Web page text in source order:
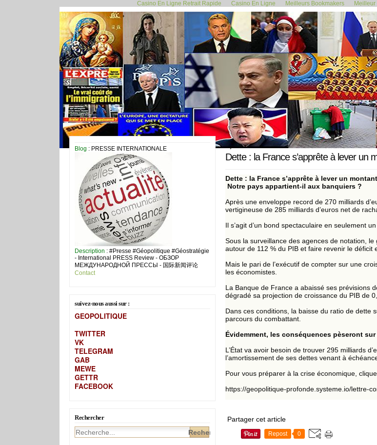
Casino En Ligne Retrait Rapide Casino En Ligne Meilleurs Bookmakers
Blog : PRESSE INTERNATIONALE
Description : #Presse #Géopolitique #Géostratégie
- International PRESS Review - ОБЗОР
МЕЖДУНАРОДНОЙ ПРЕССЫ - 国际新闻评论
Contact
suivez-nous aussi sur :
GEOPOLITIQUE
TWITTER
VK
TELEGRAM
GAB
MEWE
GETTR
FACEBOOK
Rechercher
<< En Allemagne, le
6 janvier 2024
Dette : la France s’apprête à lever un
Dette : la France s’apprête à lever un
Notre pays appartient-il aux banquiers ?
Après une enveloppe record de 270 milliards
vertigineuse de 285 milliards d’euros net de
Il s’agit d’un bond spectaculaire en seulement
Sous la surveillance des agences de notation,
autour de 112 % du PIB et faire revenir le déficit
Mais le pari de l’exécutif de compter sur une
les économistes.
La Banque de France a abaissé ses prévisions
dégradé sa projection de croissance du PIB de
Dans ces conditions, la baisse du ratio de dette
parcours du combattant.
Évidemment, les conséquences pèseront
L’État va avoir besoin de trouver 295 milliards
l’amortissement de ses dettes venant à
Pour vous préparer à la crise économique,
https://geopolitique-profonde.systeme.io/lettre-
Partager cet article
Repost 0